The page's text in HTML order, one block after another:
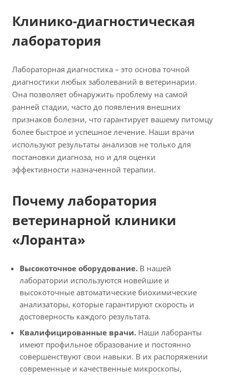
Клинико-диагностическая
лаборатория
Лабораторная диагностика – это основа точной
диагностики любых заболеваний в ветеринарии.
Она позволяет обнаружить проблему на самой
ранней стадии, часто до появления внешних
признаков болезни, что гарантирует вашему питомцу
более быстрое и успешное лечение. Наши врачи
используют результаты анализов не только для
постановки диагноза, но и для оценки
эффективности назначенной терапии.
Почему лаборатория
ветеринарной клиники
«Лоранта»
Высокоточное оборудование. В нашей
лаборатории используются новейшие и
высокоточные автоматические биохимические
анализаторы, которые гарантируют скорость и
достоверность каждого результата.
Квалифицированные врачи. Наши лаборанты
имеют профильное образование и постоянно
совершенствуют свои навыки. В их распоряжении
современные и качественные микроскопы,